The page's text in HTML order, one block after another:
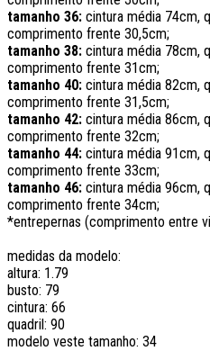
tamanho 36: cintura média 74cm,
comprimento frente 30,5cm;
tamanho 38: cintura média 78cm,
comprimento frente 31cm;
tamanho 40: cintura média 82cm,
comprimento frente 31,5cm;
tamanho 42: cintura média 86cm,
comprimento frente 32cm;
tamanho 44: cintura média 91cm,
comprimento frente 33cm;
tamanho 46: cintura média 96cm,
comprimento frente 34cm;
*entrepernas (comprimento entre
medidas da modelo:
altura: 1.79
busto: 79
cintura: 66
quadril: 90
modelo veste tamanho: 34